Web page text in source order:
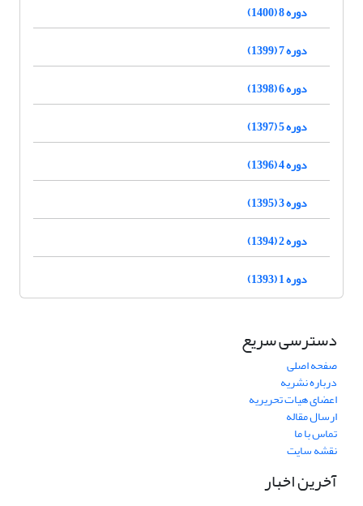
دوره 8 (1400)
دوره 7 (1399)
دوره 6 (1398)
دوره 5 (1397)
دوره 4 (1396)
دوره 3 (1395)
دوره 2 (1394)
دوره 1 (1393)
دسترسی سریع
صفحه اصلی
درباره نشریه
اعضای هیات تحریریه
ارسال مقاله
تماس با ما
نقشه سایت
آخرین اخبار